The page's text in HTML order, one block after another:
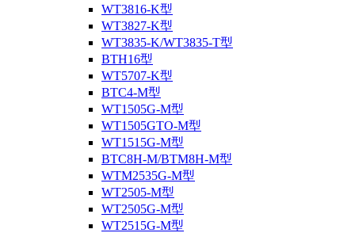
WT3816-K型
WT3827-K型
WT3835-K/WT3835-T型
BTH16型
WT5707-K型
BTC4-M型
WT1505G-M型
WT1505GTO-M型
WT1515G-M型
BTC8H-M/BTM8H-M型
WTM2535G-M型
WT2505-M型
WT2505G-M型
WT2515G-M型